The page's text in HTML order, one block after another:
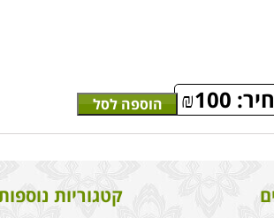
₪100 הוספה לסל
קטגוריות